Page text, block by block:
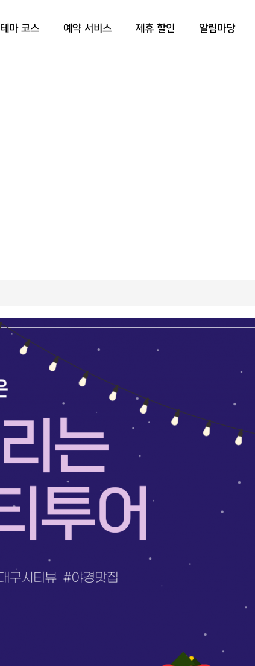
테마 코스 예약 서비스 제휴 할인 알림마당